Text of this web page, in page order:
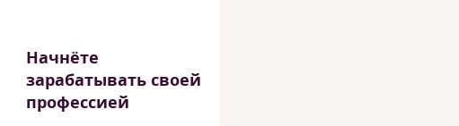
Начнёте
зарабатывать своей
профессией